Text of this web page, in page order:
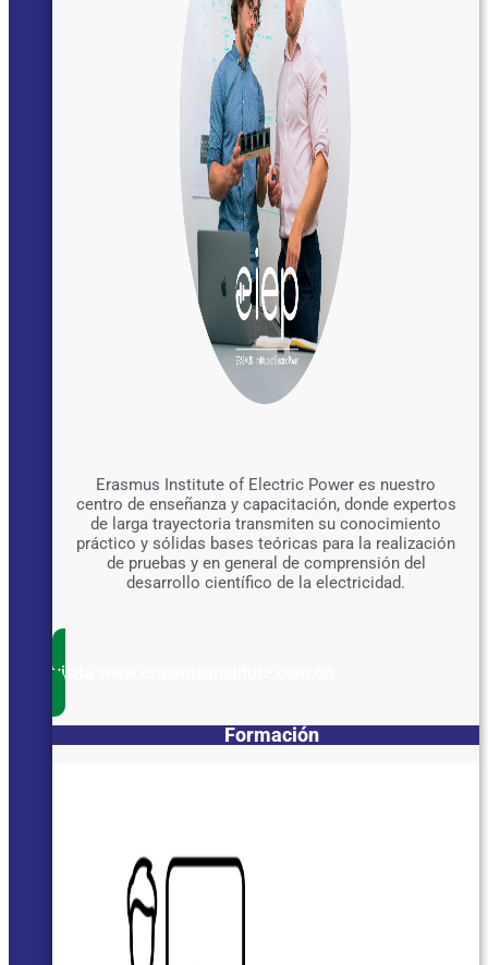
Erasmus Institute of Electric Power es nuestro
centro de enseñanza y capacitación, donde expertos
de larga trayectoria transmiten su conocimiento
práctico y sólidas bases teóricas para la realización
de pruebas y en general de comprensión del
desarrollo científico de la electricidad.
visita www.erasmusinstitute.com.co
Formación